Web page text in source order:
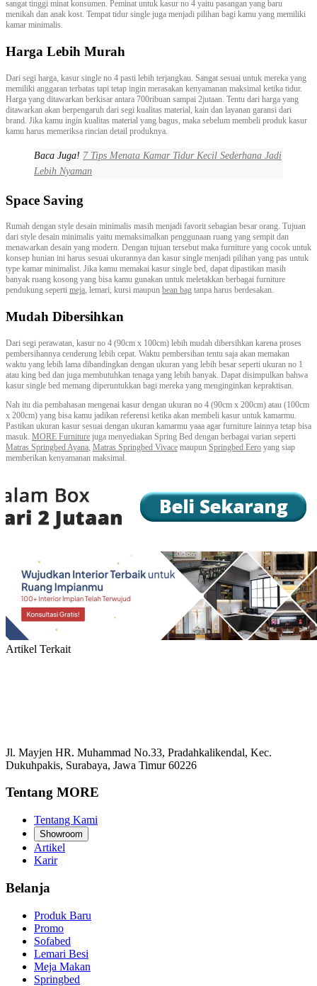
sangat tinggi minat konsumen. Peminat untuk kasur no 4 yaitu pasangan yang baru
menikah dan anak kost. Tempat tidur single juga menjadi pilihan bagi kamu yang memiliki
kamar minimalis.
Harga Lebih Murah
Dari segi harga, kasur single no 4 pasti lebih terjangkau. Sangat sesuai untuk mereka yang
memiliki anggaran terbatas tapi tetap ingin merasakan kenyamanan maksimal ketika tidur.
Harga yang ditawarkan berkisar antara 700ribuan sampai 2jutaan. Tentu dari harga yang
ditawarkan akan berpengaruh dari segi kualitas material, kain dan layanan garansi dari
brand. Jika kamu ingin kualitas material yang bagus, maka sebelum membeli produk kasur
kamu harus memeriksa rincian detail produknya.
Baca Juga! 7 Tips Menata Kamar Tidur Kecil Sederhana Jadi
Lebih Nyaman
Space Saving
Rumah dengan style desain minimalis masih menjadi favorit sebagian besar orang. Tujuan
dari style desain minimalis yaitu memaksimalkan penggunaan ruang yang sempit dan
menawarkan desain yang modern. Dengan tujuan tersebut maka furniture yang cocok untuk
konsep hunian ini harus sesuai ukurannya dan kasur single menjadi pilihan yang pas untuk
type kamar minimalist. Jika kamu memakai kasur single bed, dapat dipastikan masih
banyak ruang kosong yang bisa kamu gunakan untuk meletakkan berbagai furniture
pendukung seperti meja, lemari, kursi maupun bean bag tanpa harus berdesakan.
Mudah Dibersihkan
Dari segi perawatan, kasur no 4 (90cm x 100cm) lebih mudah dibersihkan karena proses
pembersihannya cenderung lebih cepat. Waktu pembersihan tentu saja akan memakan
waktu yang lebih lama dibandingkan dengan ukuran yang lebih besar seperti ukuran no 1
atau king bed dan juga membutuhkan tenaga yang lebih banyak. Dapat disimpulkan bahwa
kasur single bed memang diperuntukkan bagi mereka yang menginginkan kepraktisan.
Nah itu dia pembahasan mengenai kasur dengan ukuran no 4 (90cm x 200cm) atau (100cm
x 200cm) yang bisa kamu jadikan referensi ketika akan membeli kasur untuk kamarmu.
Pastikan ukuran kasur sesuai dengan ukuran kamarmu yaaa agar furniture lainnya tetap bisa
masuk. MORE Furniture juga menyediakan Spring Bed dengan berbagai varian seperti
Matras Springbed Ayana Matras Springbed Vivace maupun Springbed Eero yang siap
memberikan kenyamanan maksimal.
Artikel Terkait
Jl. Mayjen HR. Muhammad No.33, Pradahkalikendal, Kec.
Dukuhpakis, Surabaya, Jawa Timur 60226
Tentang MORE
Tentang Kami
Showroom
Artikel
Karir
Belanja
Produk Baru
Promo
Sofabed
Lemari Besi
Meja Makan
Springbed